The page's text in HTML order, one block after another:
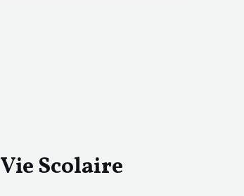
Vie Scolaire